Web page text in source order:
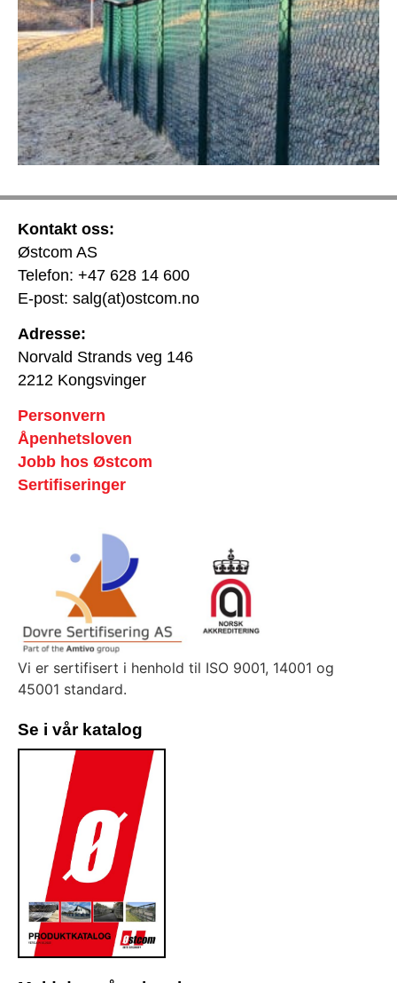
Kontakt oss:
Østcom AS
Telefon: +47 628 14 600
E-post: salg(at)ostcom.no
Adresse:
Norvald Strands veg 146
2212 Kongsvinger
Personvern
Åpenhetsloven
Jobb hos Østcom
Sertifiseringer
Vi er sertifisert i henhold til ISO 9001, 14001 og
45001 standard.
Se i vår katalog